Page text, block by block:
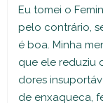
Eu tomei o
pelo contrário,
é boa. Minha
que ele reduziu
dores
de enxaqueca,